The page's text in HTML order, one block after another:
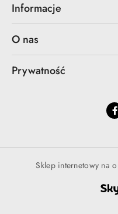
Informacje
O nas
Prywatność
Sklep internetowy na